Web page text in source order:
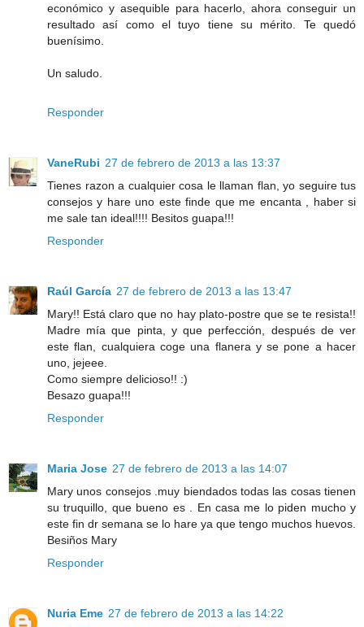
económico y asequible para hacerlo, ahora conseguir un
resultado así como el tuyo tiene su mérito. Te quedó
buenísimo.
Un saludo.
Responder
VaneRubi 27 de febrero de 2013 a las 13:37
Tienes razon a cualquier cosa le llaman flan, yo seguire tus
consejos y hare uno este finde que me encanta , haber si
me sale tan ideal!!!! Besitos guapa!!!
Responder
Raúl García 27 de febrero de 2013 a las 13:47
Mary!! Está claro que no hay plato-postre que se te resista!!
Madre mía que pinta, y que perfección, después de ver
este flan, cualquiera coge una flanera y se pone a hacer
uno, jejeee.
Como siempre delicioso!! :)
Besazo guapa!!!
Responder
Maria Jose 27 de febrero de 2013 a las 14:07
Mary unos consejos .muy biendados todas las cosas tienen
su truquillo, que bueno es . En casa me lo piden mucho y
este fin dr semana se lo hare ya que tengo muchos huevos.
Besiños Mary
Responder
Nuria Eme 27 de febrero de 2013 a las 14:22